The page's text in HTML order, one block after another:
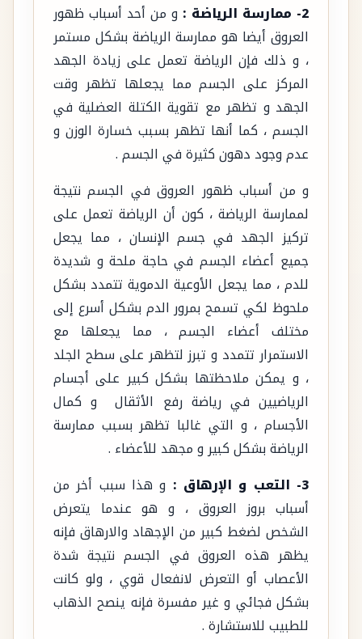
2- ممارسة الرياضة :
و من أحد أسباب ظهور
العروق أيضا هو ممارسة الرياضة بشكل مستمر
، و ذلك فإن الرياضة تعمل على زيادة الجهد
المركز على الجسم مما يجعلها تظهر وقت
الجهد و تظهر مع تقوية الكتلة العضلية في
الجسم ، كما أنها تظهر بسبب خسارة الوزن و
عدم وجود دهون كثيرة في الجسم .
و من أسباب ظهور العروق في الجسم نتيجة
لممارسة الرياضة ، كون أن الرياضة تعمل على
تركيز الجهد في جسم الإنسان ، مما يجعل
جميع أعضاء الجسم في حاجة ملحة و شديدة
للدم ، مما يجعل الأوعية الدموية تتمدد بشكل
ملحوظ لكي تسمح بمرور الدم بشكل أسرع إلى
مختلف أعضاء الجسم ، مما يجعلها مع
الاستمرار تتمدد و تبرز لتظهر على سطح الجلد
، و يمكن ملاحظتها بشكل كبير على أجسام
الرياضيين في رياضة رفع الأثقال و كمال
الأجسام ، و التي غالبا تظهر بسبب ممارسة
الرياضة بشكل كبير و مجهد للأعضاء .
3- التعب و الإرهاق :
و هذا سبب أخر من
أسباب بروز العروق ، و هو عندما يتعرض
الشخص لضغط كبير من الإجهاد والارهاق فإنه
يظهر هذه العروق في الجسم نتيجة شدة
الأعصاب أو التعرض لانفعال قوي ، ولو كانت
بشكل فجائي و غير مفسرة فإنه ينصح الذهاب
للطبيب للاستشارة .